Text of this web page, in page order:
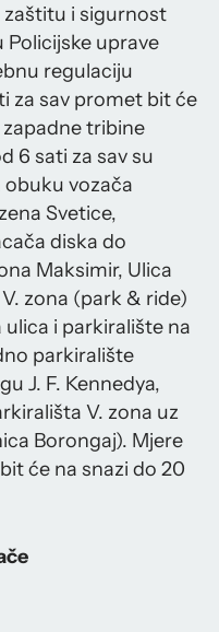
i sigurnost
Policijske uprave
regulaciju
za sav promet bit će
tribine
6 sati za sav su
vozača
Svetice,
diska do
Maksimir, Ulica
zona (park & ride)
i parkiralište na
parkiralište
J. F. Kennedya,
V. zona uz
Borongaj). Mjere
će na snazi do 20